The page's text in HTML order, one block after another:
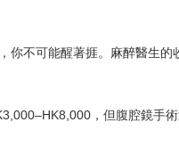
你不可能醒著捱。麻醉醫生的
，但腹腔鏡手